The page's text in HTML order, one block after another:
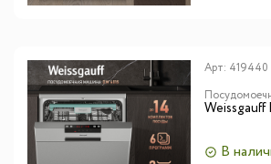
Арт: 419440
Weissgauff
В